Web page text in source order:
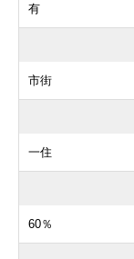
有
市街
一住
60％